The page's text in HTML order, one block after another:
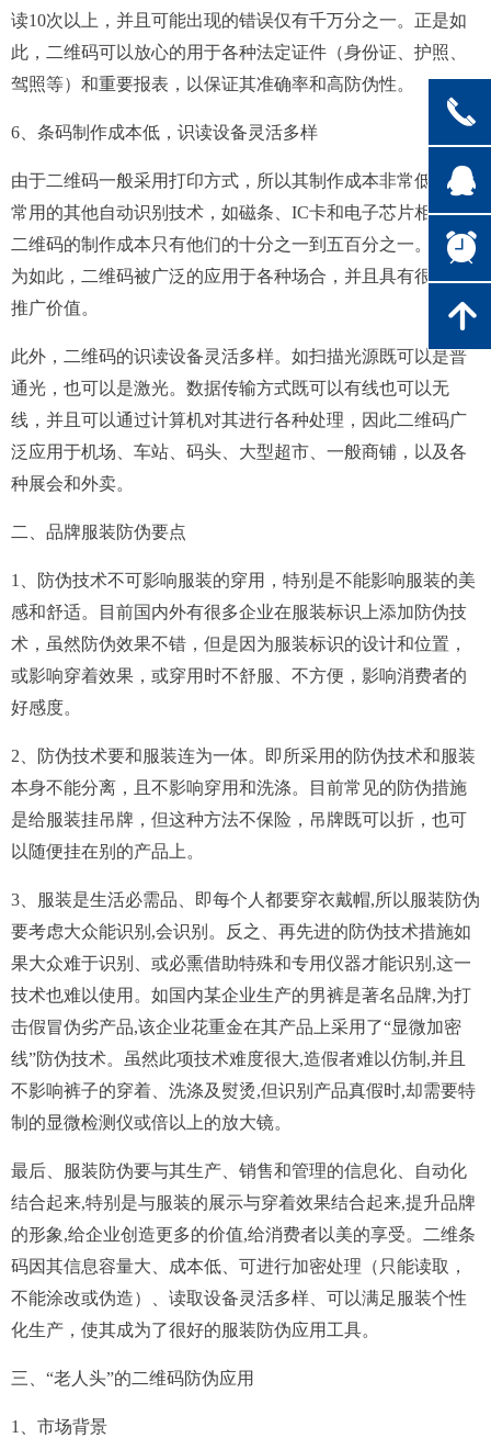
读10次以上，并且可能出现的错误仅有千万分之一。正是如
此，二维码可以放心的用于各种法定证件（身份证、护照、
驾照等）和重要报表，以保证其准确率和高防伪性。
6、条码制作成本低，识读设备灵活多样
由于二维码一般采用打印方式，所以其制作成本非常低。和
常用的其他自动识别技术，如磁条、IC卡和电子芯片相比，
二维码的制作成本只有他们的十分之一到五百分之一。正因
为如此，二维码被广泛的应用于各种场合，并且具有很高的
推广价值。
此外，二维码的识读设备灵活多样。如扫描光源既可以是普
通光，也可以是激光。数据传输方式既可以有线也可以无
线，并且可以通过计算机对其进行各种处理，因此二维码广
泛应用于机场、车站、码头、大型超市、一般商铺，以及各
种展会和外卖。
二、品牌服装防伪要点
1、防伪技术不可影响服装的穿用，特别是不能影响服装的美
感和舒适。目前国内外有很多企业在服装标识上添加防伪技
术，虽然防伪效果不错，但是因为服装标识的设计和位置，
或影响穿着效果，或穿用时不舒服、不方便，影响消费者的
好感度。
2、防伪技术要和服装连为一体。即所采用的防伪技术和服装
本身不能分离，且不影响穿用和洗涤。目前常见的防伪措施
是给服装挂吊牌，但这种方法不保险，吊牌既可以折，也可
以随便挂在别的产品上。
3、服装是生活必需品、即每个人都要穿衣戴帽,所以服装防伪
要考虑大众能识别,会识别。反之、再先进的防伪技术措施如
果大众难于识别、或必熏借助特殊和专用仪器才能识别,这一
技术也难以使用。如国内某企业生产的男裤是著名品牌,为打
击假冒伪劣产品,该企业花重金在其产品上采用了“显微加密
线”防伪技术。虽然此项技术难度很大,造假者难以仿制,并且
不影响裤子的穿着、洗涤及熨烫,但识别产品真假时,却需要特
制的显微检测仪或倍以上的放大镜。
最后、服装防伪要与其生产、销售和管理的信息化、自动化
结合起来,特别是与服装的展示与穿着效果结合起来,提升品牌
的形象,给企业创造更多的价值,给消费者以美的享受。二维条
码因其信息容量大、成本低、可进行加密处理（只能读取，
不能涂改或伪造）、读取设备灵活多样、可以满足服装个性
化生产，使其成为了很好的服装防伪应用工具。
三、“老人头”的二维码防伪应用
1、市场背景
끅
뀩
뀥
녕